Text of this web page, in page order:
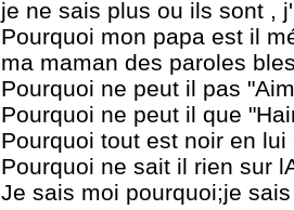
je ne sais plus ou ils sont ,
Pourquoi mon papa est il
ma maman des paroles
Pourquoi ne peut il pas
Pourquoi ne peut il que
Pourquoi tout est noir en lui
Pourquoi ne sait il rien sur
Je sais moi pourquoi;je